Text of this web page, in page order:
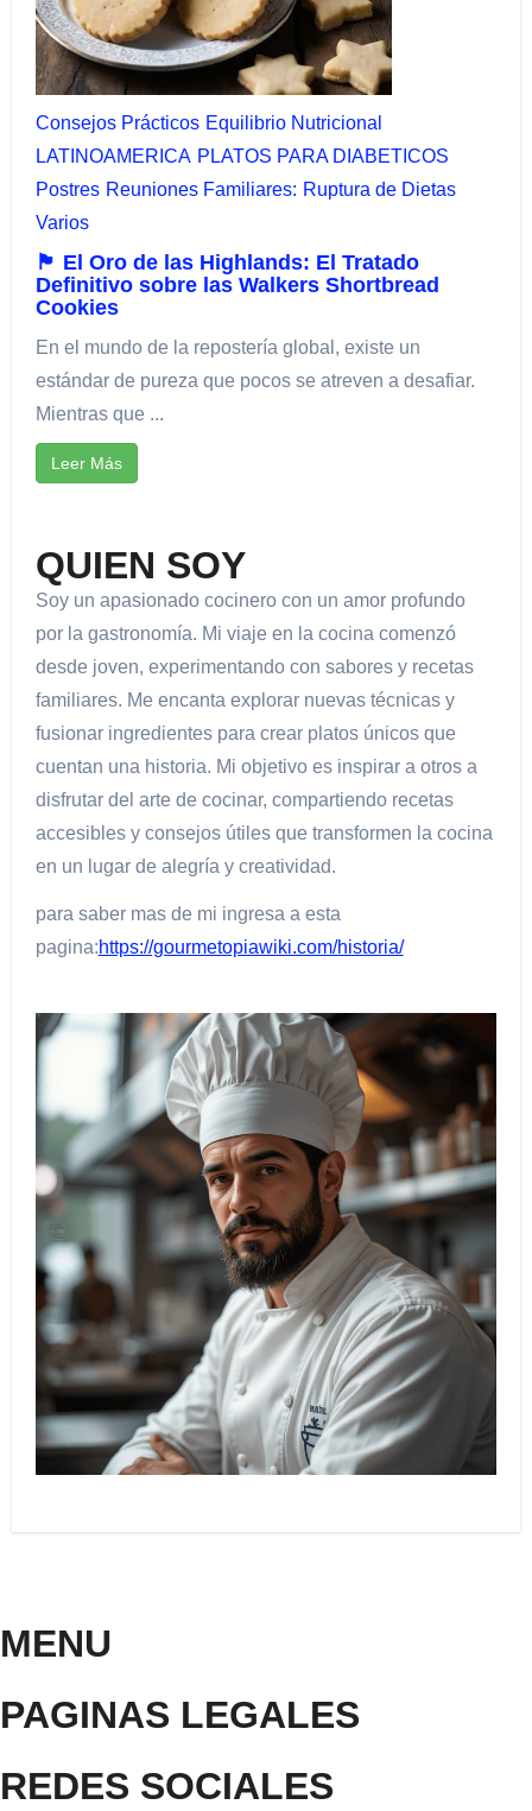
Consejos Prácticos Equilibrio Nutricional​
LATINOAMERICA PLATOS PARA DIABETICOS
Postres Reuniones Familiares:​ Ruptura de Dietas
Varios
🏴󠁧󠁢󠁳󠁣󠁴󠁿 El Oro de las Highlands: El Tratado
Definitivo sobre las Walkers Shortbread
Cookies
En el mundo de la repostería global, existe un
estándar de pureza que pocos se atreven a desafiar.
Mientras que ...
Leer Más
QUIEN SOY
Soy un apasionado cocinero con un amor profundo
por la gastronomía. Mi viaje en la cocina comenzó
desde joven, experimentando con sabores y recetas
familiares. Me encanta explorar nuevas técnicas y
fusionar ingredientes para crear platos únicos que
cuentan una historia. Mi objetivo es inspirar a otros a
disfrutar del arte de cocinar, compartiendo recetas
accesibles y consejos útiles que transformen la cocina
en un lugar de alegría y creatividad.
para saber mas de mi ingresa a esta
pagina:https://gourmetopiawiki.com/historia/
MENU
PAGINAS LEGALES
REDES SOCIALES